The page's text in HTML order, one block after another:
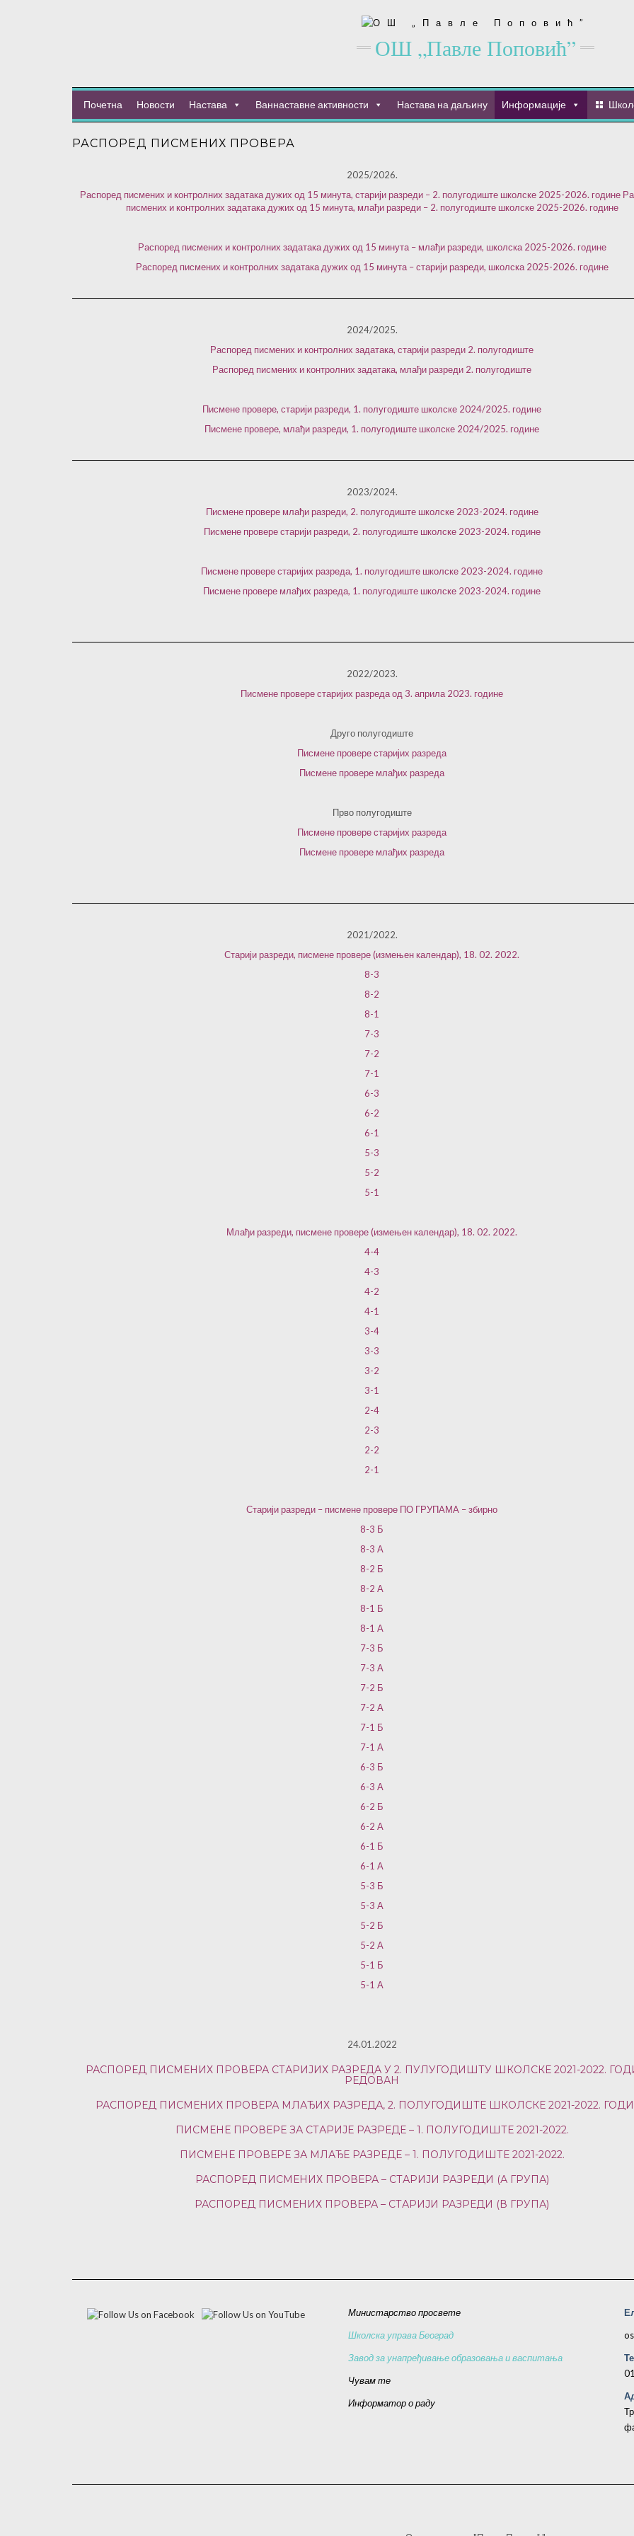
ОШ „Павле Поповић”
Почетна Новости Настава Ваннаставне активности Настава на даљину Информације
РАСПОРЕД ПИСМЕНИХ ПРОВЕРА
2025/2026.
Распоред писмених и контролних задатака дужих од 15 минута, старији разреди – 2. полугодиште школске 2025-2026. године
писмених и контролних задатака дужих од 15 минута, млађи разреди – 2. полугодиште школске 2025-2026. године
Распоред писмених и контролних задатака дужих од 15 минута – млађи разреди, школска 2025-2026. године
Распоред писмених и контролних задатака дужих од 15 минута – старији разреди, школска 2025-2026. године
2024/2025.
Распоред писмених и контролних задатака, старији разреди 2. полугодиште
Распоред писмених и контролних задатака, млађи разреди 2. полугодиште
Писмене провере, старији разреди, 1. полугодиште школске 2024/2025. године
Писмене провере, млађи разреди, 1. полугодиште школске 2024/2025. године
2023/2024.
Писмене провере млађи разреди, 2. полугодиште школске 2023-2024. године
Писмене провере старији разреди, 2. полугодиште школске 2023-2024. године
Писмене провере старијих разреда, 1. полугодиште школске 2023-2024. године
Писмене провере млађих разреда, 1. полугодиште школске 2023-2024. године
2022/2023.
Писмене провере старијих разреда од 3. априла 2023. године
Друго полугодиште
Писмене провере старијих разреда
Писмене провере млађих разреда
Прво полугодиште
Писмене провере старијих разреда
Писмене провере млађих разреда
2021/2022.
Старији разреди, писмене провере (измењен календар), 18. 02. 2022.
8-3
8-2
8-1
7-3
7-2
7-1
6-3
6-2
6-1
5-3
5-2
5-1
Млађи разреди, писмене провере (измењен календар), 18. 02. 2022.
4-4
4-3
4-2
4-1
3-4
3-3
3-2
3-1
2-4
2-3
2-2
2-1
Старији разреди – писмене провере ПО ГРУПАМА – збирно
8-3 Б
8-3 А
8-2 Б
8-2 А
8-1 Б
8-1 А
7-3 Б
7-3 А
7-2 Б
7-2 А
7-1 Б
7-1 А
6-3 Б
6-3 А
6-2 Б
6-2 А
6-1 Б
6-1 А
5-3 Б
5-3 А
5-2 Б
5-2 А
5-1 Б
5-1 А
24.01.2022
РАСПОРЕД ПИСМЕНИХ ПРОВЕРА СТАРИЈИХ РАЗРЕДА У 2. ПУЛУГОДИШТУ ШКОЛСКЕ 2021-2022.
РЕДОВАН
РАСПОРЕД ПИСМЕНИХ ПРОВЕРА МЛАЂИХ РАЗРЕДА, 2. ПОЛУГОДИШТЕ ШКОЛСКЕ 2021-2022.
ПИСМЕНЕ ПРОВЕРЕ ЗА СТАРИЈЕ РАЗРЕДЕ – 1. ПОЛУГОДИШТЕ 2021-2022.
ПИСМЕНЕ ПРОВЕРЕ ЗА МЛАЂЕ РАЗРЕДЕ – 1. ПОЛУГОДИШТЕ 2021-2022.
РАСПОРЕД ПИСМЕНИХ ПРОВЕРА – СТАРИЈИ РАЗРЕДИ (А ГРУПА)
РАСПОРЕД ПИСМЕНИХ ПРОВЕРА – СТАРИЈИ РАЗРЕДИ (В ГРУПА)
Министарство просвете
Школска управа Београд
Завод за унапређивање образовања и васпитања
Чувам те
Информатор о раду